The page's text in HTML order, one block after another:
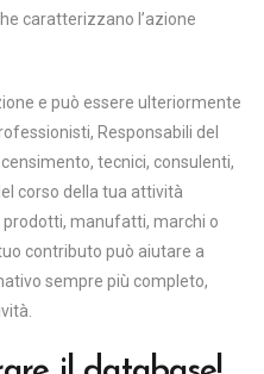
caratterizzano l’azione
e può essere ulteriormente
Responsabili del
tecnici, consulenti,
corso della tua attività
manufatti, marchi o
contributo può aiutare a
sempre più completo,